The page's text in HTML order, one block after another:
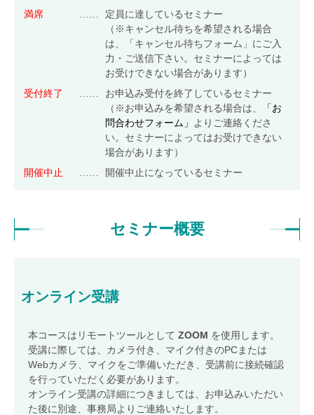
満席
定員に達しているセミナー
（※キャンセル待ちを希望される場合
は、「キャンセル待ちフォーム」にご入
力・ご送信下さい。セミナーによっては
お受けできない場合があります）
受付終了
お申込み受付を終了しているセミナー
（※お申込みを希望される場合は、
「お
問合わせフォーム」
よりご連絡くださ
い。セミナーによってはお受けできない
場合があります）
開催中止
開催中止になっているセミナー
セミナー概要
オンライン受講
本コースはリモートツールとして ZOOM を使用します。
受講に際しては、カメラ付き、マイク付きのPCまたは
Webカメラ、マイクをご準備いただき、受講前に接続確認
を行っていただく必要があります。
オンライン受講の詳細につきましては、お申込みいただい
た後に別途、事務局よりご連絡いたします。
総合認証機関JACO セミナーサイト
ISO 14001 / ISO 9001規格改訂(ISO 14001/9001 改訂)
(ISO 14001)
(ISO 9001)
情報セキュリティセミナー(ISO/IEC 27001)
アセットセミナー
(ISO 55001)
ITサービスセミナー(ISO/IEC 20000)
BCMSセミナー(ISO 22301)
JACOセミナー キャンセル規定
スケジュール
会場受講のご案内